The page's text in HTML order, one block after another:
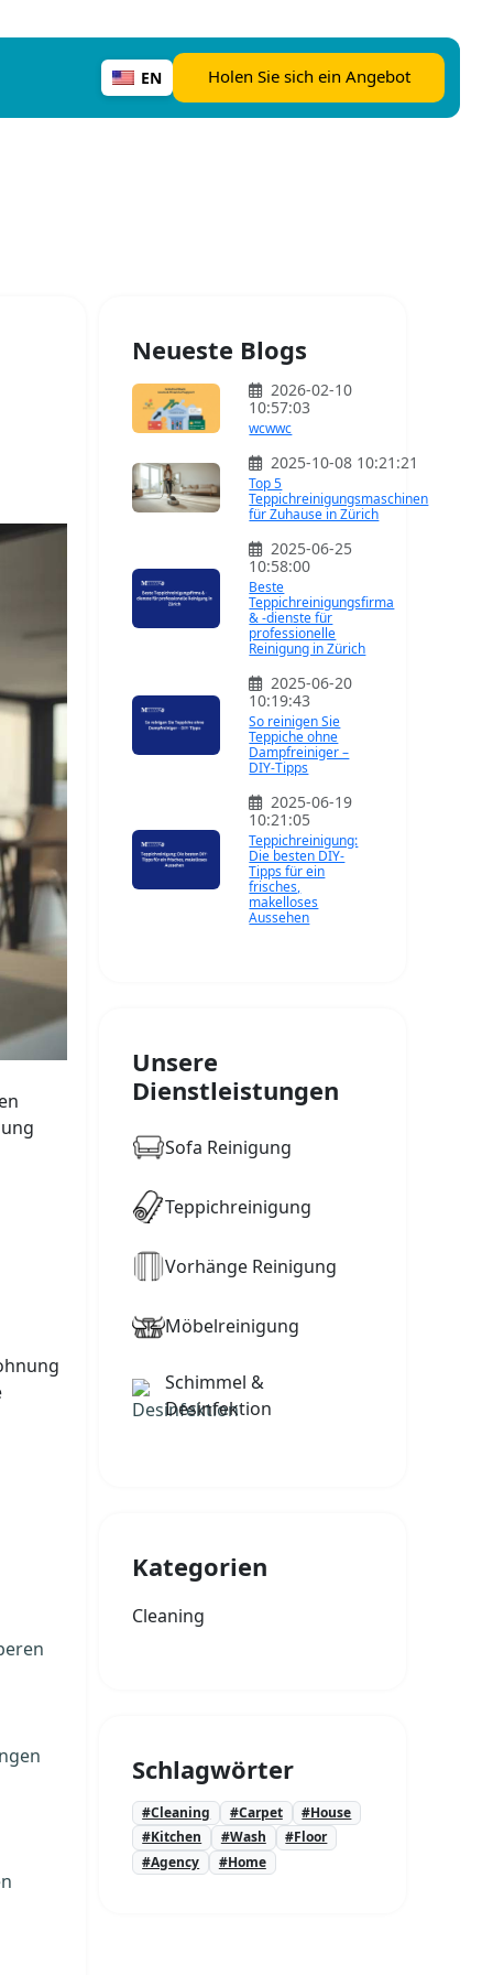
EN Holen Sie sich ein Angebot
Neueste Blogs
2026-02-10
10:57:03
wcwwc
2025-10-08 10:21:21
Top 5
Teppichreinigungsmaschinen
für Zuhause in Zürich
2025-06-25
10:58:00
Beste
Teppichreinigungsfirma
& -dienste für
professionelle
Reinigung in Zürich
2025-06-20
10:19:43
So reinigen Sie
Teppiche ohne
Dampfreiniger –
DIY-Tipps
2025-06-19
10:21:05
Teppichreinigung:
Die besten DIY-
Tipps für ein
frisches,
makelloses
Aussehen
Unsere
Dienstleistungen
Sofa Reinigung
Teppichreinigung
Vorhänge Reinigung
Möbelreinigung
Schimmel &
Desinfektion
Kategorien
Cleaning
Schlagwörter
#Cleaning #Carpet
#House
#Kitchen
#Wash
#Floor
#Agency
#Home